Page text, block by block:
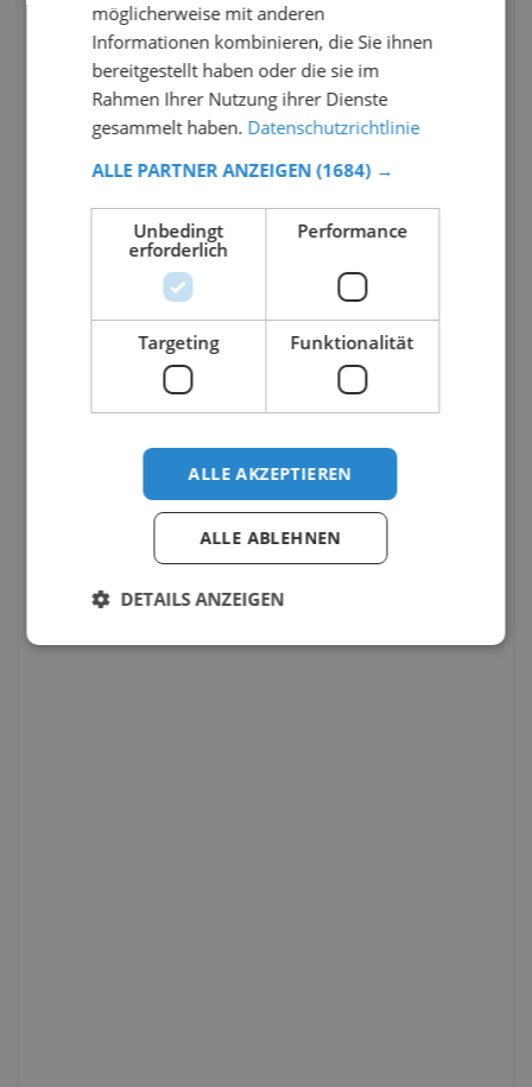
möglicherweise mit anderen
Informationen kombinieren, die Sie ihnen
bereitgestellt haben oder die sie im
Rahmen Ihrer Nutzung ihrer Dienste
gesammelt haben. Datenschutzrichtlinie
ALLE PARTNER ANZEIGEN (1684) →
Unbedingt
erforderlich
Performance
Targeting Funktionalität
ALLE AKZEPTIEREN
ALLE ABLEHNEN
DETAILS ANZEIGEN